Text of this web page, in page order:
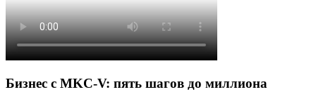
Бизнес с MKC-V: пять шагов до миллиона